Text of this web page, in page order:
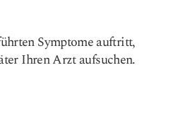
Symptome auftritt,
Ihren Arzt aufsuchen.